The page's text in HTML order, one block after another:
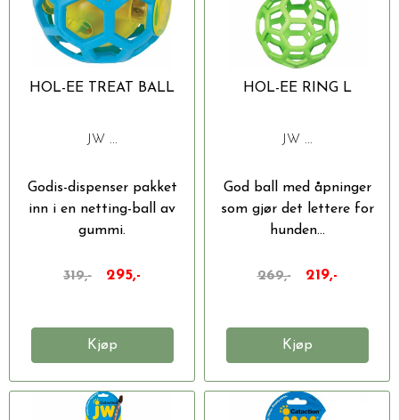
HOL-EE TREAT BALL
JW ...
Godis-dispenser pakket
inn i en netting-ball av
gummi.
319,- 295,-
Kjøp
HOL-EE RING L
JW ...
God ball med åpninger
som gjør det lettere for
hunden...
269,- 219,-
Kjøp